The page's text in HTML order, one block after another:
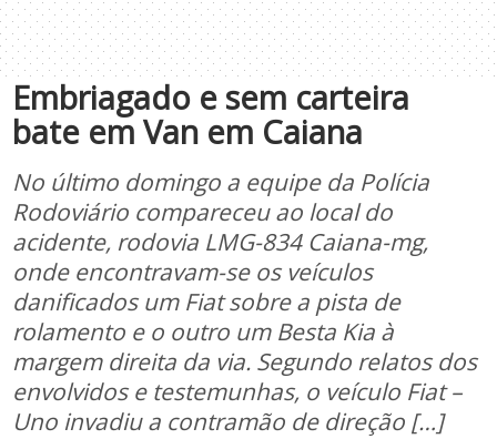
Embriagado e sem carteira
bate em Van em Caiana
No último domingo a equipe da Polícia
Rodoviário compareceu ao local do
acidente, rodovia LMG-834 Caiana-mg,
onde encontravam-se os veículos
danificados um Fiat sobre a pista de
rolamento e o outro um Besta Kia à
margem direita da via. Segundo relatos dos
envolvidos e testemunhas, o veículo Fiat –
Uno invadiu a contramão de direção […]